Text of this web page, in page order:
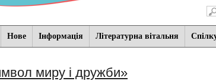
Нове Iнформацiя Літературна вітальня
миру і дружби»